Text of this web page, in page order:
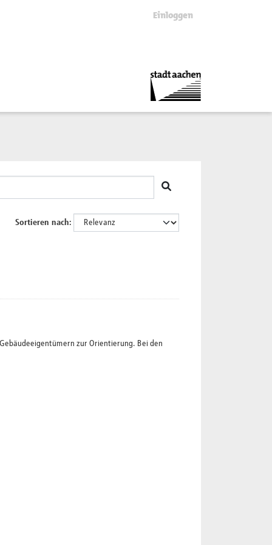
Einloggen
Sortieren nach
zur Orientierung. Bei den